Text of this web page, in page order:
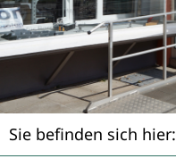
Sie befinden sich hier: